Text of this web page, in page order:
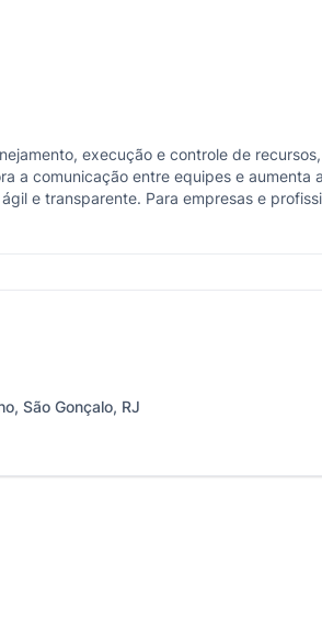
execução e controle de
a comunicação entre equipes e aumenta
e transparente. Para empresas e
São Gonçalo, RJ